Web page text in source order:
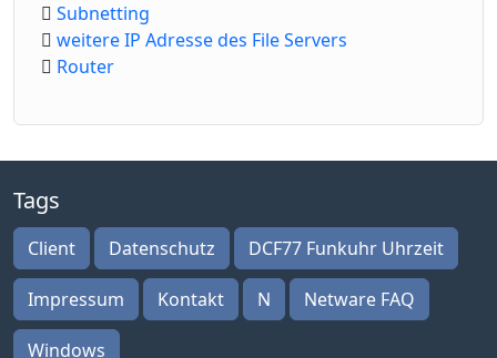
Subnetting
weitere IP Adresse des File Servers
Router
Tags
Client Datenschutz DCF77 Funkuhr Uhrzeit
Impressum Kontakt N Netware FAQ
Windows